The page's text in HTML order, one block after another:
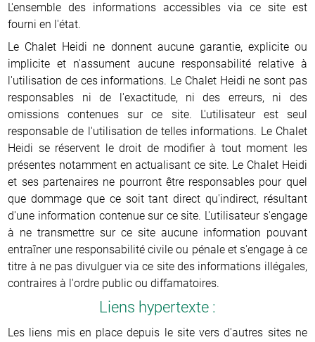
L'ensemble des informations accessibles via ce site est
fourni en l'état.
Le Chalet Heidi ne donnent aucune garantie, explicite ou
implicite et n'assument aucune responsabilité relative à
l'utilisation de ces informations. Le Chalet Heidi ne sont pas
responsables ni de l'exactitude, ni des erreurs, ni des
omissions contenues sur ce site. L'utilisateur est seul
responsable de l'utilisation de telles informations. Le Chalet
Heidi se réservent le droit de modifier à tout moment les
présentes notamment en actualisant ce site. Le Chalet Heidi
et ses partenaires ne pourront être responsables pour quel
que dommage que ce soit tant direct qu'indirect, résultant
d'une information contenue sur ce site. L'utilisateur s'engage
à ne transmettre sur ce site aucune information pouvant
entraîner une responsabilité civile ou pénale et s'engage à ce
titre à ne pas divulguer via ce site des informations illégales,
contraires à l'ordre public ou diffamatoires.
Liens hypertexte :
Les liens mis en place depuis le site vers d'autres sites ne